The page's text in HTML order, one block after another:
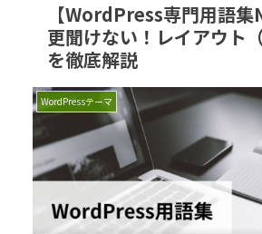
【WordPress専門用語
更聞けない！レイアウト
を徹底解説
WordPressテーマ